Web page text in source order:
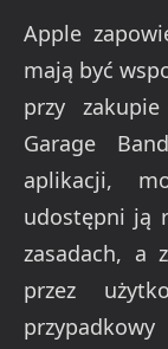
Apple
mają być
przy
Garage
aplikacji,
udostępni ją
zasadach, a
przez